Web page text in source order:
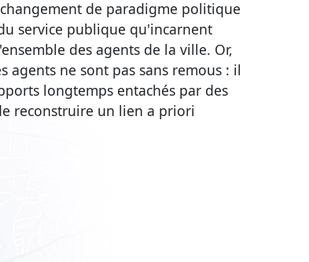
de paradigme politique
service publique qu'incarnent
des agents de la ville. Or,
agents ne sont pas sans remous : il
longtemps entachés par des
reconstruire un lien a priori